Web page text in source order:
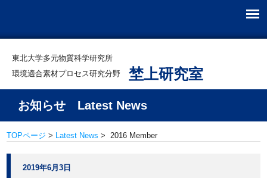
東北大学多元物質科学研究所
環境適合素材プロセス研究分野
埜上研究室
お知らせ Latest News
TOPページ > Latest News > 2016 Member
2019年6月3日